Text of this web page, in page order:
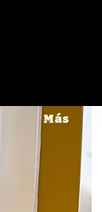
Más